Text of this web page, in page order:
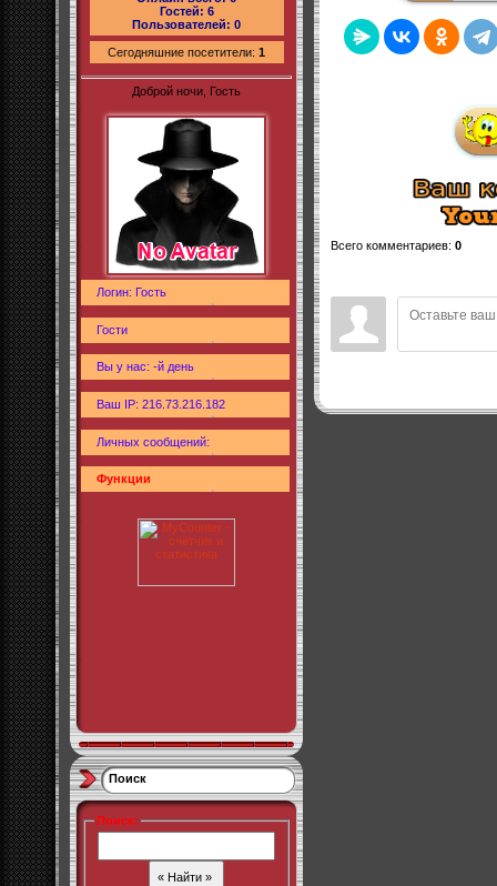
Гостей: 6
Пользователей: 0
Сегодняшние посетители: 1
Доброй ночи, Гость
Логин: Гость
Гости
Вы у нас: -й день
Ваш IP: 216.73.216.182
Личных сообщений:
Функции
Поиск
Поиск:
Всего комментариев: 0